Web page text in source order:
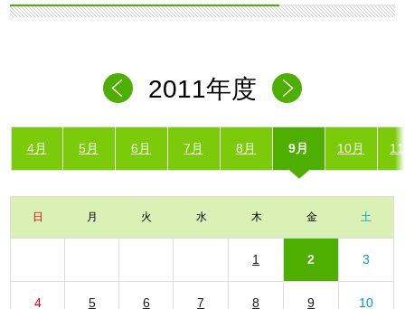
2011年度
4月 5月 6月 7月 8月 9月 10月
日 月 火 水 木 金 土
1 2 3
4 5 6 7 8 9 10